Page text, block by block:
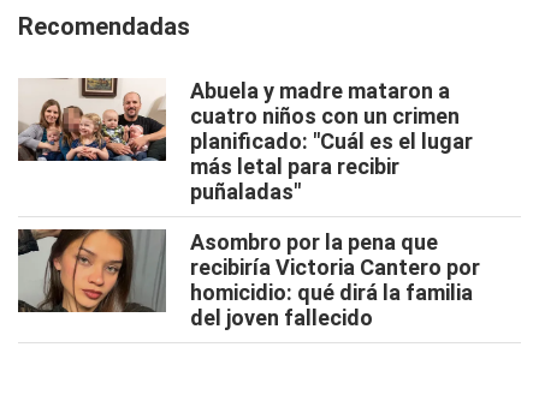
Recomendadas
Abuela y madre mataron a
cuatro niños con un crimen
planificado: "Cuál es el lugar
más letal para recibir
puñaladas"
Asombro por la pena que
recibiría Victoria Cantero por
homicidio: qué dirá la familia
del joven fallecido